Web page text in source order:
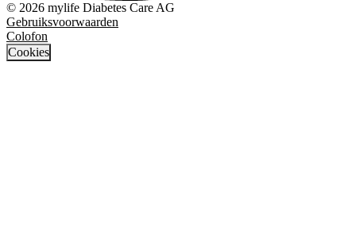
© 2026 mylife Diabetes Care AG
Gebruiksvoorwaarden
Colofon
Cookies